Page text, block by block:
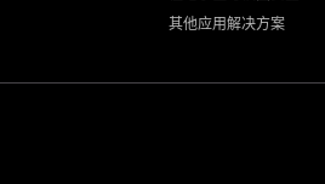
其他应用解决方案